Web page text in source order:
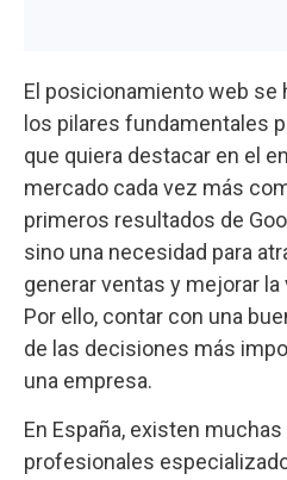
El posicionamiento web se
los pilares fundamentales
que quiera destacar en el
mercado cada vez más
primeros resultados de
sino una necesidad para
generar ventas y mejorar
Por ello, contar con una
de las decisiones más
una empresa.
En España, existen
profesionales